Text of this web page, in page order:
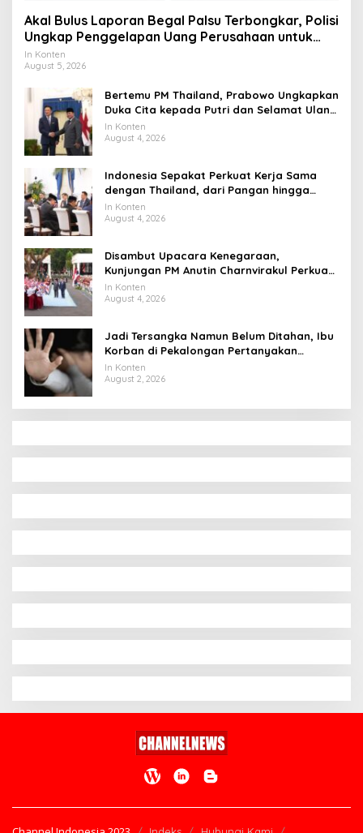
Akal Bulus Laporan Begal Palsu Terbongkar, Polisi
Ungkap Penggelapan Uang Perusahaan untuk
Crypto
In Konten
August 5, 2026
Bertemu PM Thailand, Prabowo Ungkapkan
Duka Cita kepada Putri dan Selamat Ulang
Tahun ke Raja Thailand
In Konten
August 4, 2026
Indonesia Sepakat Perkuat Kerja Sama
dengan Thailand, dari Pangan hingga
Ekonomi Digital
In Konten
August 4, 2026
Disambut Upacara Kenegaraan,
Kunjungan PM Anutin Charnvirakul Perkuat
Hubungan Indonesia-Thailand
In Konten
August 4, 2026
Jadi Tersangka Namun Belum Ditahan, Ibu
Korban di Pekalongan Pertanyakan
Keseriusan Polisi Tangani Kasus Rudapksa
Sampai Anaknya Hamil
In Konten
August 2, 2026